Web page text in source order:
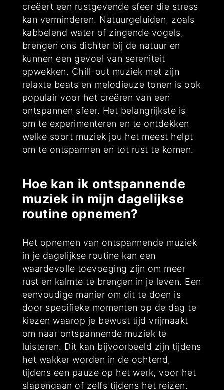
creëert een rustgevende sfeer die stress
kan verminderen. Natuurgeluiden, zoals
kabbelend water of zingende vogels,
brengen ons dichter bij de natuur en
kunnen een gevoel van sereniteit
opwekken. Chill-out muziek met zijn
relaxte beats en melodieuze tonen is ook
populair voor het creëren van een
ontspannen sfeer. Het belangrijkste is
om te experimenteren en te ontdekken
welke soort muziek jou het meest helpt
om te ontspannen en tot rust te komen.
Hoe kan ik ontspannende
muziek in mijn dagelijkse
routine opnemen?
Het opnemen van ontspannende muziek
in je dagelijkse routine kan een
waardevolle toevoeging zijn om meer
rust en kalmte te brengen in je leven. Een
eenvoudige manier om dit te doen is
door specifieke momenten op de dag te
kiezen waarop je bewust tijd vrijmaakt
om naar ontspannende muziek te
luisteren. Dit kan bijvoorbeeld zijn tijdens
het wakker worden in de ochtend,
tijdens een pauze op het werk, voor het
slapengaan of zelfs tijdens het reizen.